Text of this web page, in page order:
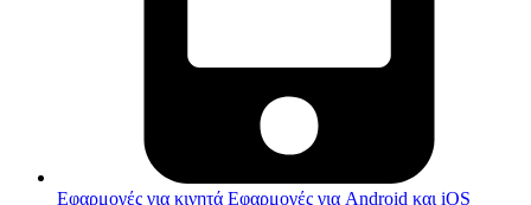
Εφαρμογές για κινητά Εφαρμογές για Android και iOS